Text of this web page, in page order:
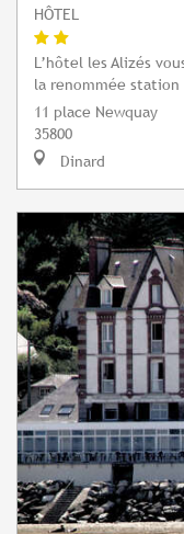
HÔTEL
L’hôtel les Alizés
la renommée
11 place Newquay
35800
Dinard